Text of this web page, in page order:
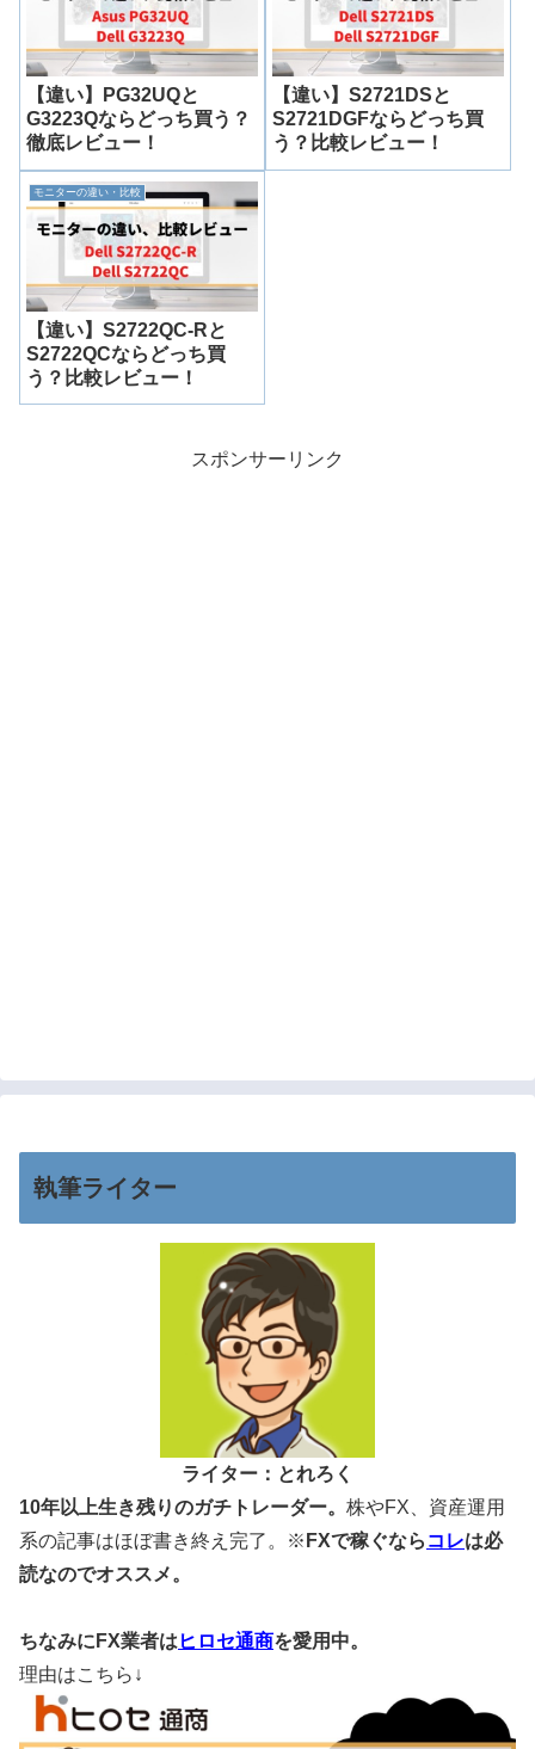
【違い】PG32UQと
G3223Qならどっち買う？
徹底レビュー！
【違い】S2721DSと
S2721DGFならどっち買
う？比較レビュー！
モニターの違い・比較
【違い】S2722QC-Rと
S2722QCならどっち買
う？比較レビュー！
スポンサーリンク
執筆ライター
ライター：とれろく
10年以上生き残りのガチトレーダー。 株やFX、資産運用
系の記事はほぼ書き終え完了。※ FXで稼ぐなら コレは必
読なのでオススメ。
ちなみにFX業者は ヒロセ通商を愛用中。
理由はこちら↓